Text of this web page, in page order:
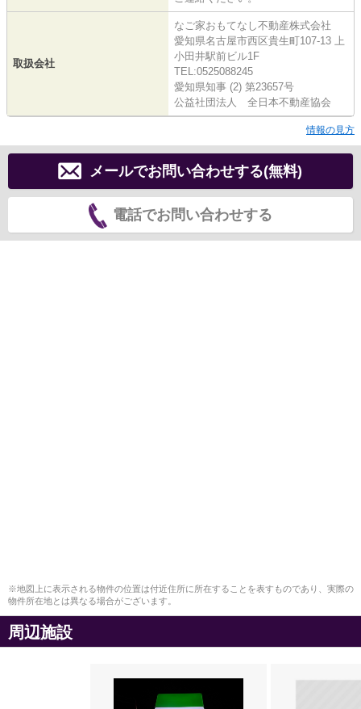
取扱会社
なご家おもてなし不動産株式会社
愛知県名古屋市西区貴生町107-13 上
小田井駅前ビル1F
TEL:0525088245
愛知県知事 (2) 第23657号
公益社団法人 全日本不動産協会
情報の見方
メールでお問い合わせする(無料)
電話でお問い合わせする
※地図上に表示される物件の位置は付近住所に所在することを表すものであり、実際の
物件所在地とは異なる場合がございます。
周辺施設